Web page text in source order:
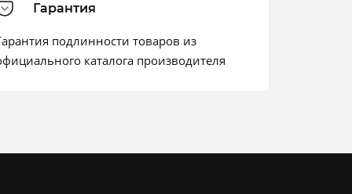
Гарантия
подлинности товаров из
каталога производителя